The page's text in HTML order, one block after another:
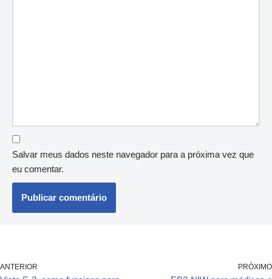
Salvar meus dados neste navegador para a próxima vez que
eu comentar.
ANTERIOR PRÓXIMO